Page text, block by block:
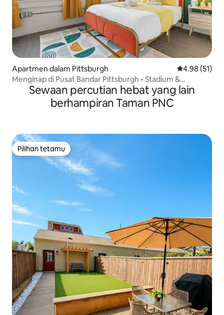
Apartmen dalam Pittsburgh Penarafan
4.98 (51)
Menginap di Pusat Bandar Pittsburgh • Stadium &
Persiaran Sungai
Sewaan percutian hebat yang lain
berhampiran Taman PNC
Pilihan tetamu
Pilihan tetamu